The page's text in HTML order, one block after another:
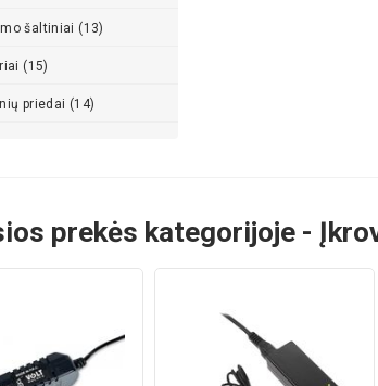
šaltiniai (13)
(15)
priedai (14)
prekės kategorijoje -